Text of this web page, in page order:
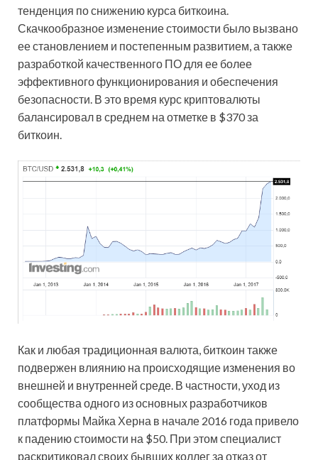
тенденция по снижению курса биткоина.
Скачкообразное изменение стоимости было вызвано
ее становлением и постепенным развитием, а также
разработкой качественного ПО для ее более
эффективного функционирования и обеспечения
безопасности. В это время курс криптовалюты
балансировал в среднем на отметке в $370 за
биткоин.
Как и любая традиционная валюта, биткоин также
подвержен влиянию на происходящие изменения во
внешней и внутренней среде. В частности, уход из
сообщества одного из основных разработчиков
платформы Майка Херна в начале 2016 года привело
к падению стоимости на $50. При этом специалист
раскритиковал своих бывших коллег за отказ от